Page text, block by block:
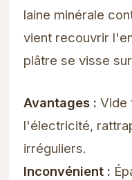
laine minérale
vient recouvrir
plâtre se visse
Avantages : Vide
l'électricité,
irréguliers.
Inconvénient :